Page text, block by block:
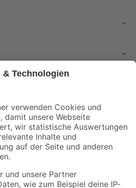
und Aktionen mehr verpassen!